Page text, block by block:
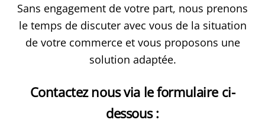
Sans engagement de votre part, nous prenons
le temps de discuter avec vous de la situation
de votre commerce et vous proposons une
solution adaptée.
Contactez nous via le formulaire ci-
dessous :